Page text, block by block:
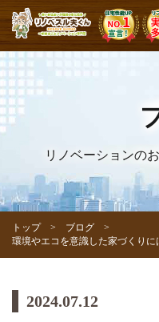
リノベーションの
トップ
ブログ
環境やエコを意識した家づくりに
2024.07.12